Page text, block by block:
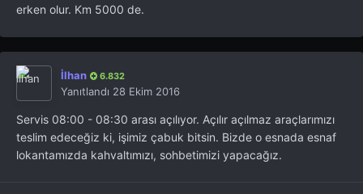
erken olur. Km 5000 de.
İlhan 6.832
Yanıtlandı 28 Ekim 2016
Servis 08:00 - 08:30 arası açılıyor. Açılır açılmaz araçlarımızı
teslim edeceğiz ki, işimiz çabuk bitsin. Bizde o esnada esnaf
lokantamızda kahvaltımızı, sohbetimizi yapacağız.